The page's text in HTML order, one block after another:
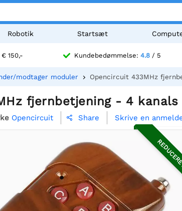
Robotik Startsæt
150,- Kundebedømmelse: 4.8 / 5
modtager moduler Opencircuit 433MHz
fjernbetjening - 4 kanals
Opencircuit  Share Skrive en